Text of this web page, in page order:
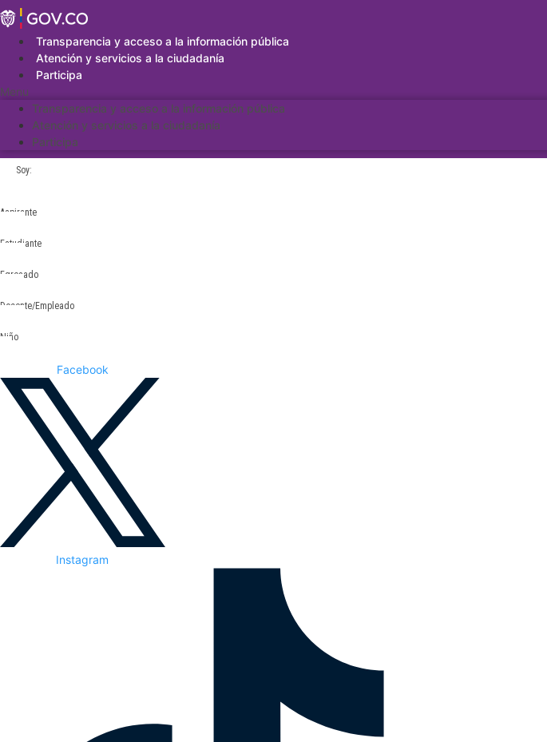
Saltar
al
contenidoTransparencia y acceso a la información pública
Atención y servicios a la ciudadanía
Participa
Menu
Transparencia y acceso a la información pública
Atención y servicios a la ciudadanía
Participa
Soy:
Aspirante
Estudiante
Egresado
Docente/Empleado
Niño
Facebook
Instagram